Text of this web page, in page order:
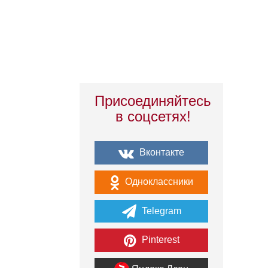
Присоединяйтесь
в соцсетях!
Вконтакте
Одноклассники
Telegram
Pinterest